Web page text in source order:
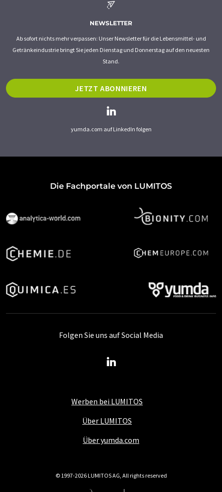
NEWSLETTER
Ab sofort nichts mehr verpassen: Unser Newsletter für die Lebensmittel- und
Getränkeindustrie bringt Sie jeden Dienstag und Donnerstag auf den neuesten
Stand.
JETZT ABONNIEREN
yumda.com auf LinkedIn folgen
Die Fachportale von LUMITOS
Werben bei LUMITOS
Über LUMITOS
Über yumda.com
Folgen Sie uns auf Social Media
© 1997-2026 LUMITOS AG, All rights reserved